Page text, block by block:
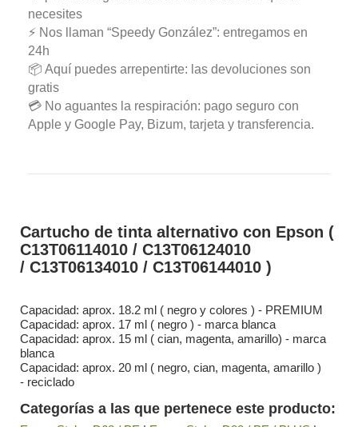
necesites
⚡ Nos llaman “Speedy González”: entregamos en
24h
📦 Aquí puedes arrepentirte: las devoluciones son
gratis
💳 No aguantes la respiración: pago seguro con
Apple y Google Pay, Bizum, tarjeta y transferencia.
Cartucho de tinta alternativo con Epson (
C13T06114010 / C13T06124010
/ C13T06134010 / C13T06144010 )
Capacidad: aprox. 18.2 ml ( negro y colores ) - PREMIUM
Capacidad: aprox. 17 ml ( negro ) - marca blanca
Capacidad: aprox. 15 ml ( cian, magenta, amarillo) - marca
blanca
Capacidad: aprox. 20 ml ( negro, cian, magenta, amarillo )
- reciclado
Categorías a las que pertenece este producto: